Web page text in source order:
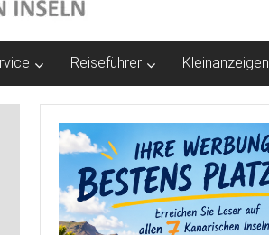
Reiseführer Kleinanzeigen